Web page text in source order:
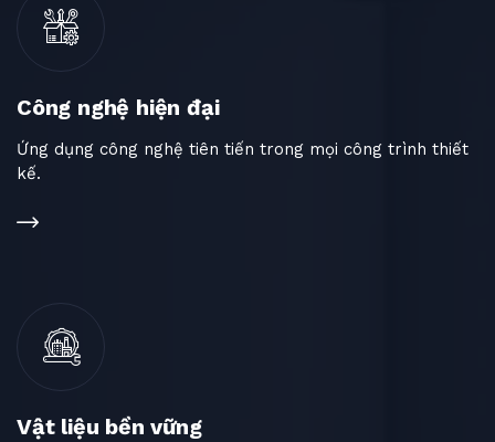
Công nghệ hiện đại
Ứng dụng công nghệ tiên tiến trong mọi công trình thiết
kế.
Vật liệu bền vững